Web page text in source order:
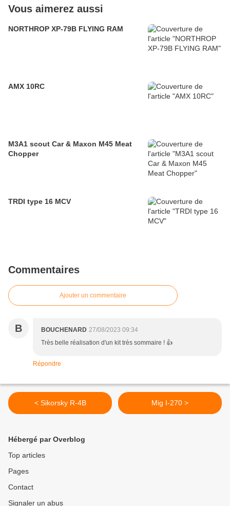
Vous aimerez aussi
NORTHROP XP-79B FLYING RAM
AMX 10RC
M3A1 scout Car & Maxon M45 Meat
Chopper
TRDI type 16 MCV
Commentaires
Ajouter un commentaire
B BOUCHENARD 27/08/2023 09:34
Très belle réalisation d'un kit très sommaire ! 👍
Répondre
< Sikorsky R-4B Mig I-270 >
Hébergé par Overblog
Top articles
Pages
Contact
Signaler un abus